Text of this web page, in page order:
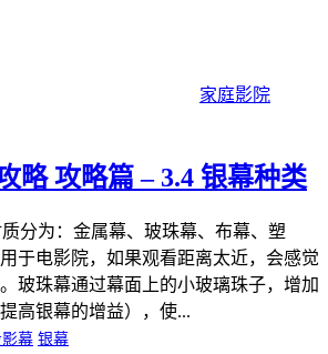
家庭影院
略 攻略篇 – 3.4 银幕种类
分为：金属幕、玻珠幕、布幕、塑
于电影院，如果观看距离太近，会感觉
玻珠幕通过幕面上的小玻璃珠子，增加
高银幕的增益），使...
幕 银幕